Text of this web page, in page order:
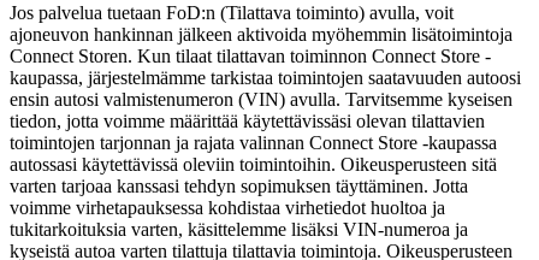
Jos palvelua tuetaan FoD:n (Tilattava toiminto) avulla, voit
ajoneuvon hankinnan jälkeen aktivoida myöhemmin lisätoimintoja
Connect Storen. Kun tilaat tilattavan toiminnon Connect Store -
kaupassa, järjestelmämme tarkistaa toimintojen saatavuuden autoosi
ensin autosi valmistenumeron (VIN) avulla. Tarvitsemme kyseisen
tiedon, jotta voimme määrittää käytettävissäsi olevan tilattavien
toimintojen tarjonnan ja rajata valinnan Connect Store -kaupassa
autossasi käytettävissä oleviin toimintoihin. Oikeusperusteen sitä
varten tarjoaa kanssasi tehdyn sopimuksen täyttäminen. Jotta
voimme virhetapauksessa kohdistaa virhetiedot huoltoa ja
tukitarkoituksia varten, käsittelemme lisäksi VIN-numeroa ja
kyseistä autoa varten tilattuja tilattavia toimintoja. Oikeusperusteen